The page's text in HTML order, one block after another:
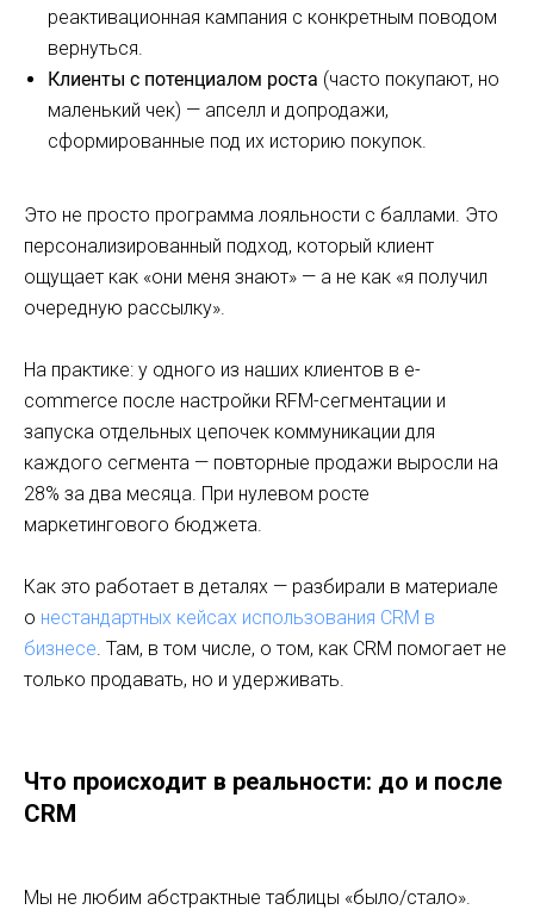
реактивационная кампания с конкретным поводом
вернуться.
Клиенты с потенциалом роста (часто покупают, но
маленький чек) — апселл и допродажи,
сформированные под их историю покупок.
Это не просто программа лояльности с баллами. Это
персонализированный подход, который клиент
ощущает как «они меня знают» — а не как «я получил
очередную рассылку».
На практике: у одного из наших клиентов в e-
commerce после настройки RFM-сегментации и
запуска отдельных цепочек коммуникации для
каждого сегмента — повторные продажи выросли на
28% за два месяца. При нулевом росте
маркетингового бюджета.
Как это работает в деталях — разбирали в материале
о нестандартных кейсах использования CRM в
бизнесе. Там, в том числе, о том, как CRM помогает не
только продавать, но и удерживать.
Что происходит в реальности: до и после
CRM
Мы не любим абстрактные таблицы «было/стало».